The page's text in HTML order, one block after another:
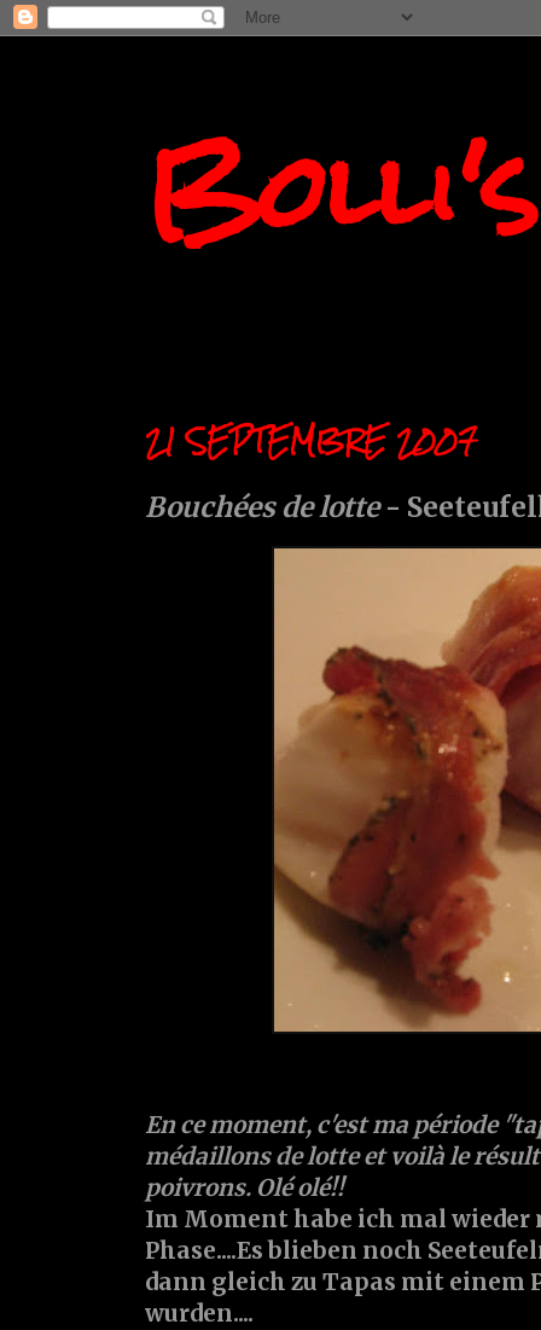
21 SEPTEMBRE 2007
Bouchées de lotte-
En ce moment, c'est ma période
médaillons de lotte et voilà le
poivrons. Olé olé!!
Im Moment habe ich mal wieder
Phase....Es blieben noch
dann gleich zu Tapas mit
wurden....